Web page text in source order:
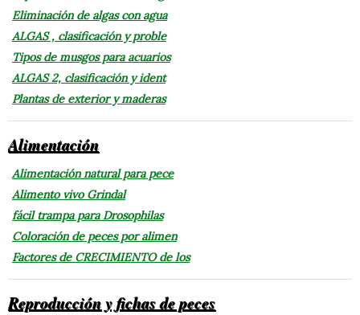
Eliminación de algas con agua
ALGAS , clasificación y proble
Tipos de musgos para acuarios
ALGAS 2, clasificación y ident
Plantas de exterior y maderas
Alimentación
Alimentación natural para pece
Alimento vivo Grindal
fácil trampa para Drosophilas
Coloración de peces por alimen
Factores de CRECIMIENTO de los
Reproducción y fichas de peces